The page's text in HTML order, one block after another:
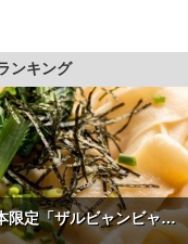
ンキング
限定「ザルビャンビャ…